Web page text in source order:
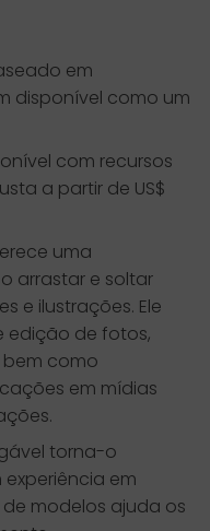
em
disponível como um
com recursos
a partir de US$
uma
arrastar e soltar
e ilustrações. Ele
edição de fotos,
bem como
em mídias
torna-o
em
modelos ajuda os